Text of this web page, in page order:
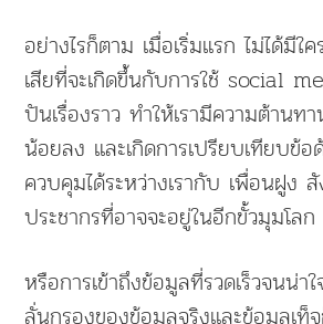
อย่างไรก็ตาม เมื่อเริ่มแรก ไม่ได้มี
เสียที่จะเกิดขึ้นกับการใช้ social
ปันเรื่องราว ทำให้เรามีความต้านท
น้อยลง และเกิดการเปรียบเทียบข้อ
ควบคุมได้ระหว่างเรากับ เพื่อนฝูง
ประชากรที่อาจจะอยู่ในอีกขั้วมุมโลก
หรือการเข้าถึงข้อมูลที่รวดเร็วจนน่า
ลั่นกรองของข้อมูลจริงและข้อมูลเท็